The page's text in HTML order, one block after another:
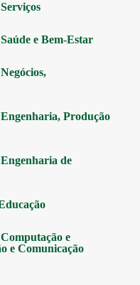
e Bem-Estar
Produção
de
e
e Comunicação